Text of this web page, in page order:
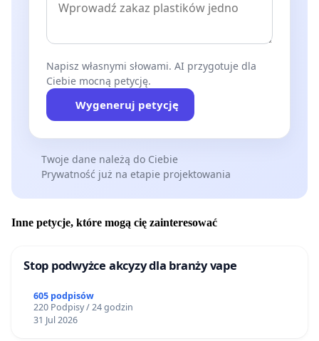
Napisz własnymi słowami. AI przygotuje dla
Ciebie mocną petycję.
Wygeneruj petycję
Twoje dane należą do Ciebie
Prywatność już na etapie projektowania
Inne petycje, które mogą cię zainteresować
Stop podwyżce akcyzy dla branży vape
605 podpisów
220 Podpisy / 24 godzin
31 Jul 2026